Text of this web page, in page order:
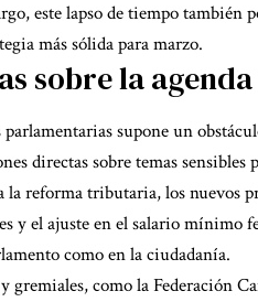
este lapso de tiempo
más sólida para marzo.
sobre la
parlamentarias supone un
directas sobre temas
la reforma tributaria, los nuevos
y el ajuste en el salario mínimo
como en la ciudadanía.
gremiales, como la Federación